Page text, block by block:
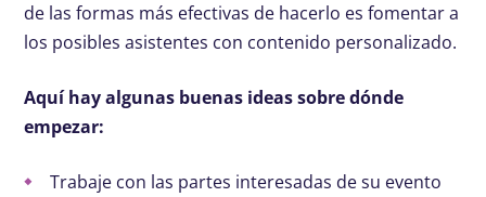
de las formas más efectivas de hacerlo es fomentar a
los posibles asistentes con contenido personalizado.
Aquí hay algunas buenas ideas sobre dónde
empezar:
Trabaje con las partes interesadas de su evento